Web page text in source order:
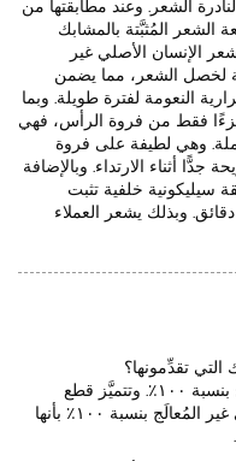
الشعر. وعند مطابقتها من
المُثبَّتة بالمشابك
الإنسان الأصلي غير
الطبيعية لخصل الشعر، مما يضمن
النعومة لفترة طويلة. وبما
فقط من فروة الرأس، فهي
وهي لطيفة على فروة
جدًّا أثناء الارتداء. وبالإضافة
سيليكونية خلفية تثبت
وبذلك يشعر العملاء
ج: نقدِّم فقط شعر إنسان أصلي غير مُعالَج بنسبة ١٠٠٪. وتتميَّز قطع
الشعر المصنوعة من شعر الإنسان الأصلي غير المُعالَج بنسبة ١٠٠٪ بأنها